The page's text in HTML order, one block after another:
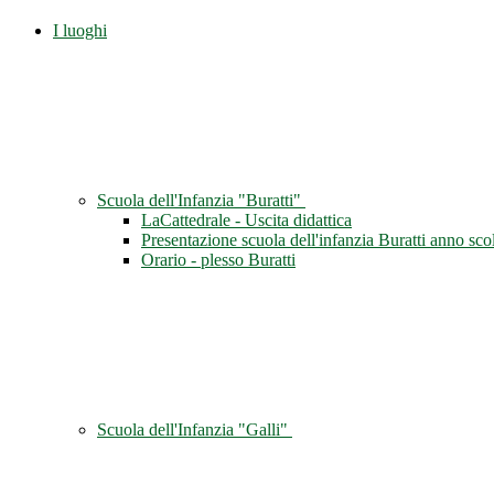
I luoghi
Scuola dell'Infanzia "Buratti"
LaCattedrale - Uscita didattica
Presentazione scuola dell'infanzia Buratti anno
Orario - plesso Buratti
Scuola dell'Infanzia "Galli"